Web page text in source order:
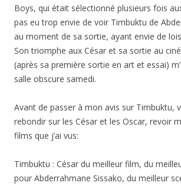
Boys, qui était sélectionné plusieurs fois
pas eu trop envie de voir Timbuktu de
au moment de sa sortie, ayant envie de
Son triomphe aux César et sa sortie au
(après sa première sortie en art et essai)
salle obscure samedi.
Avant de passer à mon avis sur Timbuktu,
rebondir sur les César et les Oscar, revoir
films que j’ai vus:
Timbuktu : César du meilleur film, du
pour Abderrahmane Sissako, du meilleur